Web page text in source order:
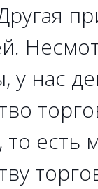
у нас
то есть